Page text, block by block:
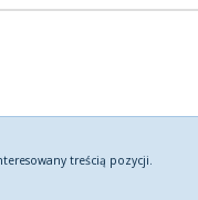
treścią pozycji.